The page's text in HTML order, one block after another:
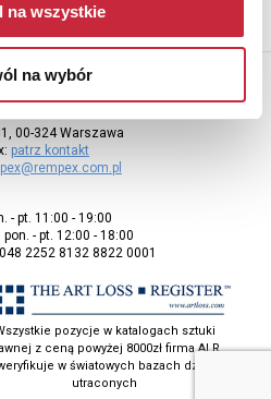
na wszystkie
na wybór
Sp. z o.o
00-324 Warszawa
patrz kontakt
- pt. 11:00 - 19:00
pon. - pt. 12:00 - 18:00
2252 8132 8822 0001
pozycje w katalogach sztuki
z ceną powyżej 8000zł firma ALR
w światowych bazach dzieł
utraconych